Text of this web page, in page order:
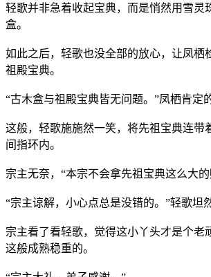
轻歌并非急着收起宝典，而是悄然用雪灵
盒。
如此之后，轻歌也没全部的放心，让凤栖
祖殿宝典。
“古木盒与祖殿宝典皆无问题。”凤栖肯定
这般，轻歌施施然一笑，将先祖宝典连带
间指环内。
宗主无奈，“本宗不会拿先祖宝典这么大
“宗主谅解，小心点总是没错的。”轻歌坦然
宗主看了看轻歌，觉得这小丫头才是个老
这般成熟稳重的。